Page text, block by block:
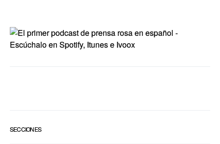
SECCIONES